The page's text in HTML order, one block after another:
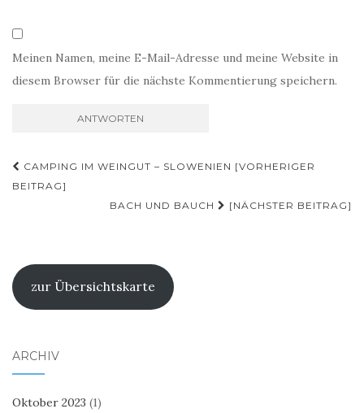
Meinen Namen, meine E-Mail-Adresse und meine Website in
diesem Browser für die nächste Kommentierung speichern.
Beitragsnavigation
CAMPING IM WEINGUT – SLOWENIEN [VORHERIGER
BEITRAG]
BACH UND BAUCH
[NÄCHSTER BEITRAG]
zur Übersichtskarte
ARCHIV
Oktober 2023 (1)